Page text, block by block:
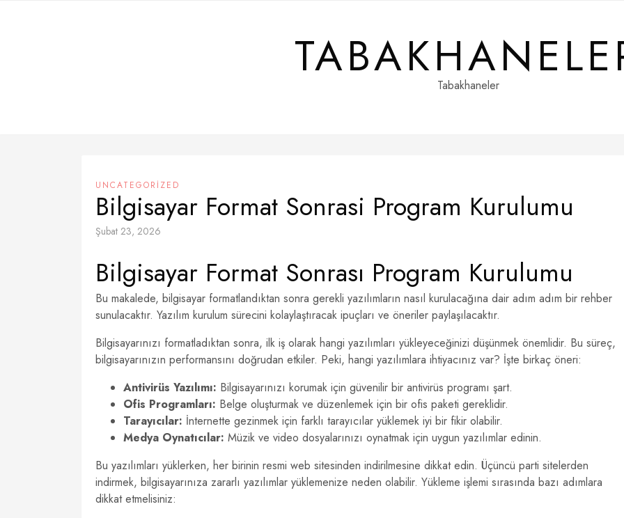
Tabakhaneler
UNCATEGORIZED
Bilgisayar Format Sonrasi Program Kurulumu
Şubat 23, 2026
Bilgisayar Format Sonrası Program Kurulumu
Bu makalede, bilgisayar formatlandıktan sonra gerekli yazılımların nasıl kurulacağına dair adım adım bir rehber
sunulacaktır. Yazılım kurulum sürecini kolaylaştıracak ipuçları ve öneriler paylaşılacaktır.
Bilgisayarınızı formatladıktan sonra, ilk iş olarak hangi yazılımları yükleyeceğinizi düşünmek önemlidir. Bu süreç,
bilgisayarınızın performansını doğrudan etkiler. Peki, hangi yazılımlara ihtiyacınız var? İşte birkaç öneri:
Antivirüs Yazılımı: Bilgisayarınızı korumak için güvenilir bir antivirüs programı şart.
Ofis Programları: Belge oluşturmak ve düzenlemek için bir ofis paketi gereklidir.
Tarayıcılar: İnternette gezinmek için farklı tarayıcılar yüklemek iyi bir fikir olabilir.
Medya Oynatıcılar: Müzik ve video dosyalarınızı oynatmak için uygun yazılımlar edinin.
Bu yazılımları yüklerken, her birinin resmi web sitesinden indirilmesine dikkat edin. Üçüncü parti sitelerden
indirmek, bilgisayarınıza zararlı yazılımlar yüklemenize neden olabilir. Yükleme işlemi sırasında bazı adımlara
dikkat etmelisiniz: